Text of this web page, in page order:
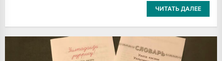
ЧИТАТЬ ДАЛЕЕ